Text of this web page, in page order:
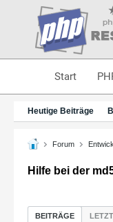
Start
Heutige Beiträge
Forum
Hilfe bei der
BEITRÄGE